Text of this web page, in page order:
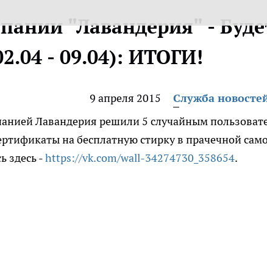
"Лавандерия" -
- 09.04): ИТОГИ!
9 апреля 2015
Служба
Лавандерия решили 5 случайным
на бесплатную стирку в прачечной
здесь -https://vk.com/wall-34274730_358654.